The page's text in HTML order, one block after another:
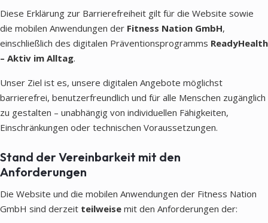
Diese Erklärung zur Barrierefreiheit gilt für die Website sowie
die mobilen Anwendungen der Fitness Nation GmbH,
einschließlich des digitalen Präventionsprogramms ReadyHealth
– Aktiv im Alltag.
Unser Ziel ist es, unsere digitalen Angebote möglichst
barrierefrei, benutzerfreundlich und für alle Menschen zugänglich
zu gestalten – unabhängig von individuellen Fähigkeiten,
Einschränkungen oder technischen Voraussetzungen.
Stand der Vereinbarkeit mit den
Anforderungen
Die Website und die mobilen Anwendungen der Fitness Nation
GmbH sind derzeit teilweise mit den Anforderungen der: